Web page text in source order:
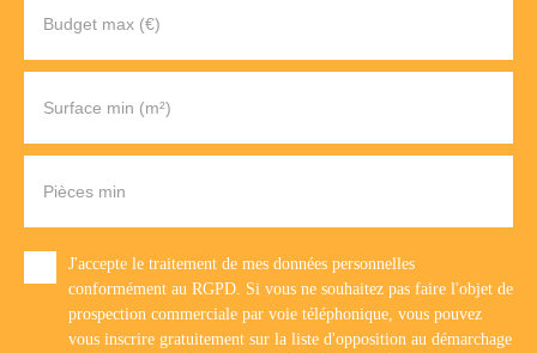
Budget max (€)
Surface min (m²)
Pièces min
J'accepte le traitement de mes données personnelles
conformément au RGPD. Si vous ne souhaitez pas faire l'objet de
prospection commerciale par voie téléphonique, vous pouvez
vous inscrire gratuitement sur la liste d'opposition au démarchage